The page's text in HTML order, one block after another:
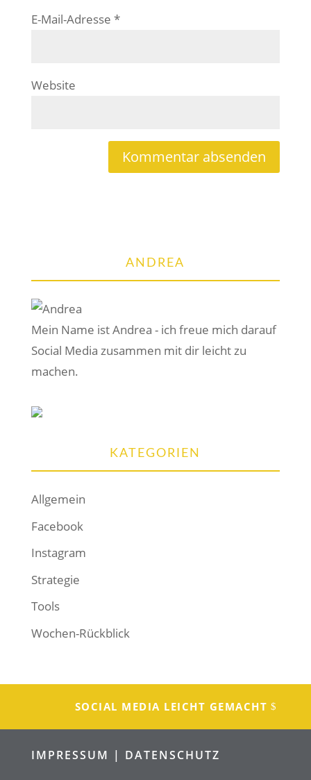
E-Mail-Adresse *
Website
ANDREA
Mein Name ist Andrea - ich freue mich darauf
Social Media zusammen mit dir leicht zu
machen.
KATEGORIEN
Allgemein
Facebook
Instagram
Strategie
Tools
Wochen-Rückblick
SOCIAL MEDIA LEICHT GEMACHT
IMPRESSUM | DATENSCHUTZ